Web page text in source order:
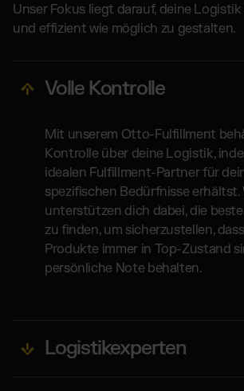
Unser Fokus liegt darauf, deine
und effizient wie möglich zu gestalten.
Volle Kontrolle
Mit unserem Otto-Fulfillment
Kontrolle über deine Logistik,
idealen Fulfillment-Partner für
spezifischen Bedürfnisse erhältst.
unterstützen dich dabei, die
zu finden, um sicherzustellen,
Produkte immer in Top-Zustand
persönliche Note behalten.
Logistikexperten